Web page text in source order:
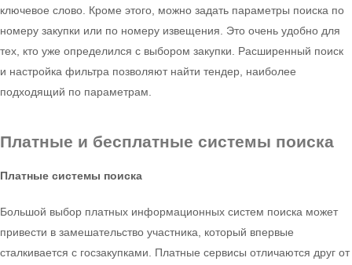
ключевое слово. Кроме этого, можно задать параметры поиска по
номеру закупки или по номеру извещения. Это очень удобно для
тех, кто уже определился с выбором закупки. Расширенный поиск
и настройка фильтра позволяют найти тендер, наиболее
подходящий по параметрам.
Платные и бесплатные системы поиска
Платные системы поиска
Большой выбор платных информационных систем поиска может
привести в замешательство участника, который впервые
сталкивается с госзакупками. Платные сервисы отличаются друг от